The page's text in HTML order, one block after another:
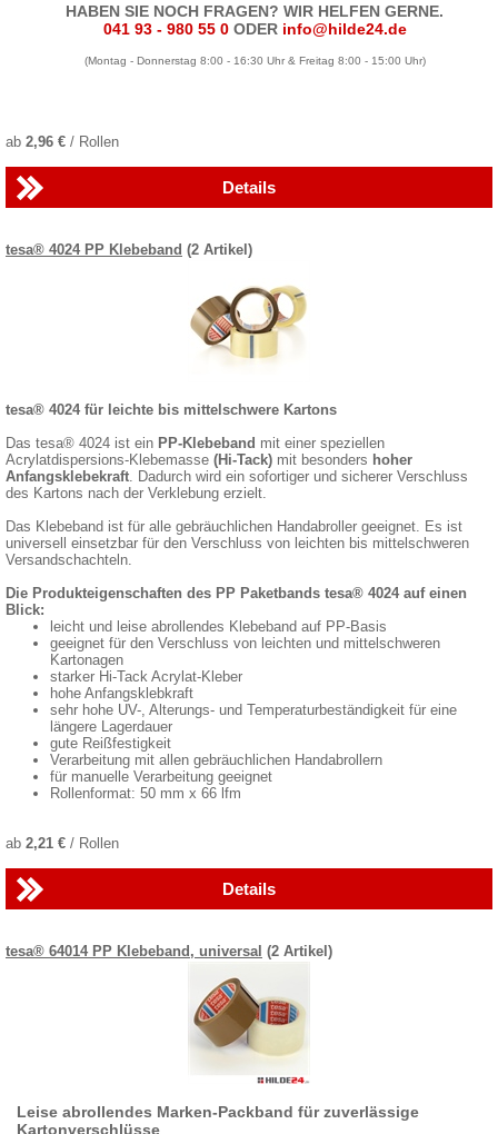
HABEN SIE NOCH FRAGEN? WIR HELFEN GERNE.
041 93 - 980 55 0 ODER info@hilde24.de
(Montag - Donnerstag 8:00 - 16:30 Uhr & Freitag 8:00 - 15:00 Uhr)
ab 2,96 € / Rollen
Details
tesa® 4024 PP Klebeband (2 Artikel)
tesa® 4024 für leichte bis mittelschwere Kartons
Das tesa® 4024 ist ein PP-Klebeband mit einer speziellen
Acrylatdispersions-Klebemasse (Hi-Tack) mit besonders hoher
Anfangsklebekraft. Dadurch wird ein sofortiger und sicherer Verschluss
des Kartons nach der Verklebung erzielt.
Das Klebeband ist für alle gebräuchlichen Handabroller geeignet. Es ist
universell einsetzbar für den Verschluss von leichten bis mittelschweren
Versandschachteln.
Die Produkteigenschaften des PP Paketbands tesa® 4024 auf einen
Blick:
leicht und leise abrollendes Klebeband auf PP-Basis
geeignet für den Verschluss von leichten und mittelschweren
Kartonagen
starker Hi-Tack Acrylat-Kleber
hohe Anfangsklebkraft
sehr hohe UV-, Alterungs- und Temperaturbeständigkeit für eine
längere Lagerdauer
gute Reißfestigkeit
Verarbeitung mit allen gebräuchlichen Handabrollern
für manuelle Verarbeitung geeignet
Rollenformat: 50 mm x 66 lfm
ab 2,21 € / Rollen
Details
tesa® 64014 PP Klebeband, universal (2 Artikel)
Leise abrollendes Marken-Packband für zuverlässige
Kartonverschlüsse